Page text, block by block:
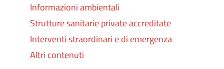
Informazioni ambientali
Strutture sanitarie private accreditate
Interventi straordinari e di emergenza
Altri contenuti